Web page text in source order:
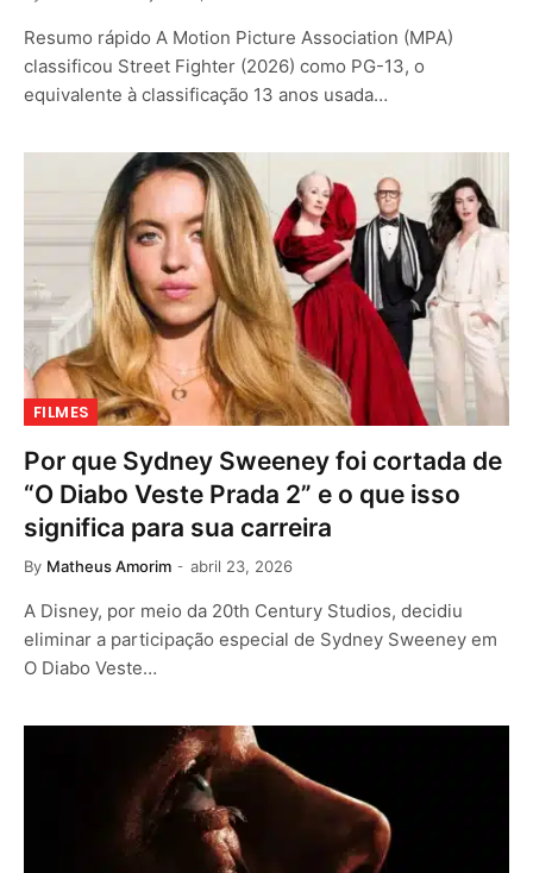
Resumo rápido A Motion Picture Association (MPA)
classificou Street Fighter (2026) como PG-13, o
equivalente à classificação 13 anos usada…
FILMES
Por que Sydney Sweeney foi cortada de
“O Diabo Veste Prada 2” e o que isso
significa para sua carreira
By Matheus Amorim abril 23, 2026
A Disney, por meio da 20th Century Studios, decidiu
eliminar a participação especial de Sydney Sweeney em
O Diabo Veste…